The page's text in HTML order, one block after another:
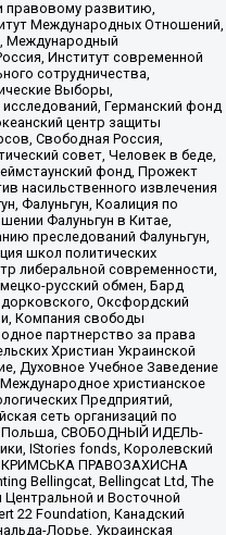
правовому развитию,
Международных Отношений,
Международный
Институт современной
сотрудничества,
Выборы,
Германский фонд
центр защиты
Свободная Россия,
совет, Человек в беде,
фонд, Прожект
насильственного извлечения
Фалуньгун, Коалиция по
Фалуньгун в Китае,
преследований Фалуньгун,
школ политических
либеральной современности,
русский обмен, Бард
Оксфордский
Компания свободы
партнерство за права
Христиан Украинской
Духовное Учебное Заведение
христианское
Предприятий,
сеть организаций по
Польша, СВОБОДНЫЙ ИДЕЛЬ-
IStories fonds, Королевский
КРИМСЬКА ПРАВОЗАХИСНА
Bellingcat, Bellingcat Ltd, The
и Восточной
22 Foundation, Канадский
Лорье, Украинская